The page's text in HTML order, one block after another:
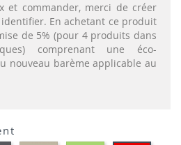
et commander, merci de créer
En achetant ce produit
de 5% (pour 4 produits dans
comprenant une éco-
nouveau barème applicable au